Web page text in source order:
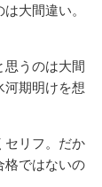
大間違い。
思うのは大間
河期明けを想
セリフ。だか
格ではないの